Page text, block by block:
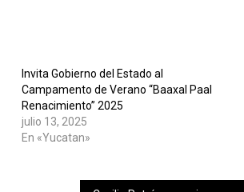
Invita Gobierno del Estado al
Campamento de Verano “Baaxal Paal
Renacimiento” 2025
julio 13, 2025
En «Yucatan»